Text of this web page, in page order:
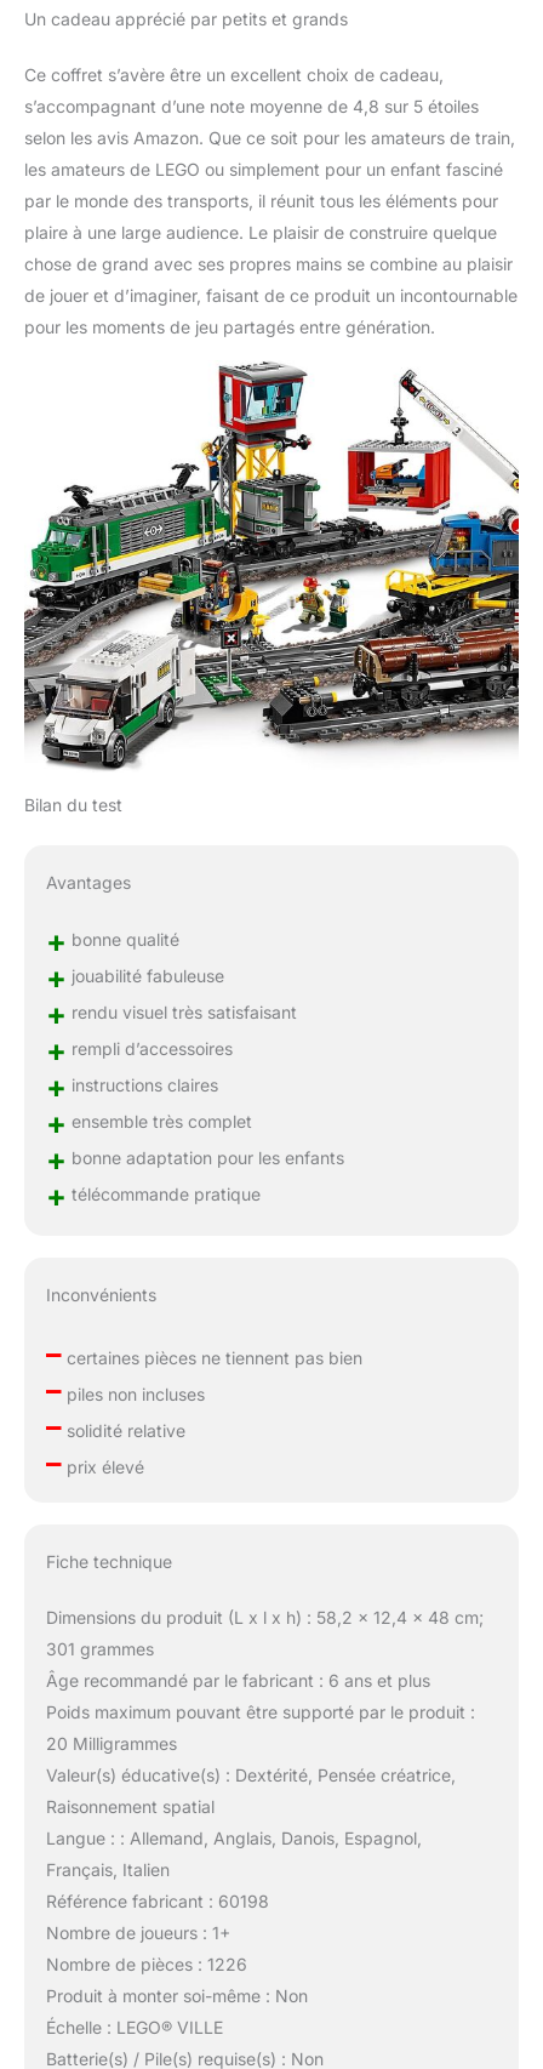
Un cadeau apprécié par petits et grands
Ce coffret s’avère être un excellent choix de cadeau,
s’accompagnant d’une note moyenne de 4,8 sur 5 étoiles
selon les avis Amazon. Que ce soit pour les amateurs de train,
les amateurs de LEGO ou simplement pour un enfant fasciné
par le monde des transports, il réunit tous les éléments pour
plaire à une large audience. Le plaisir de construire quelque
chose de grand avec ses propres mains se combine au plaisir
de jouer et d’imaginer, faisant de ce produit un incontournable
pour les moments de jeu partagés entre génération.
Bilan du test
Avantages
+ bonne qualité
+ jouabilité fabuleuse
+ rendu visuel très satisfaisant
+ rempli d’accessoires
+ instructions claires
+ ensemble très complet
+ bonne adaptation pour les enfants
+ télécommande pratique
Inconvénients
–certaines pièces ne tiennent pas bien
–piles non incluses
–solidité relative
–prix élevé
Fiche technique
Dimensions du produit (L x l x h) : 58,2 x 12,4 x 48 cm;
301 grammes
Âge recommandé par le fabricant : 6 ans et plus
Poids maximum pouvant être supporté par le produit :
20 Milligrammes
Valeur(s) éducative(s) : Dextérité, Pensée créatrice,
Raisonnement spatial
Langue : : Allemand, Anglais, Danois, Espagnol,
Français, Italien
Référence fabricant : 60198
Nombre de joueurs : 1+
Nombre de pièces : 1226
Produit à monter soi-même : Non
Échelle : LEGO® VILLE
Batterie(s) / Pile(s) requise(s) : Non